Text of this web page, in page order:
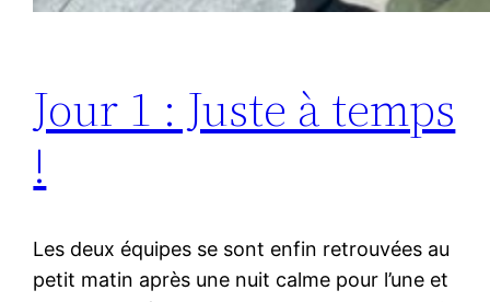
Jour 1 : Juste à temps
!
Les deux équipes se sont enfin retrouvées au
petit matin après une nuit calme pour l’une et